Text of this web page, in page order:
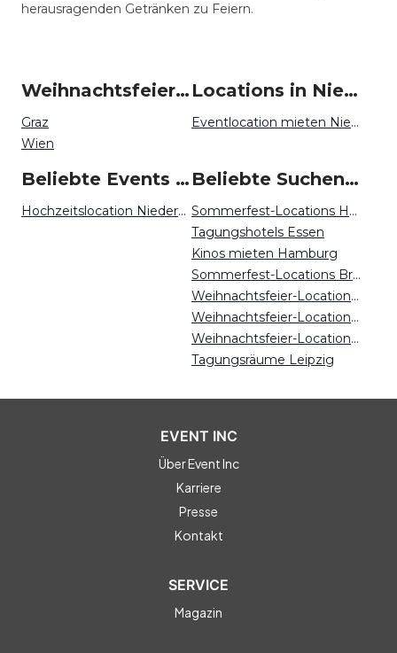
herausragenden Getränken zu Feiern.
Weihnachtsfeiern um Niederösterreich
Graz
Wien
Locations in Niederösterreich mieten
Eventlocation mieten Niederösterreich
Beliebte Events in Niederösterreich
Hochzeitslocation Niederösterreich
Beliebte Suchen auf Event Inc
Sommerfest-Locations Hannover
Tagungshotels Essen
Kinos mieten Hamburg
Sommerfest-Locations Bremen
Weihnachtsfeier-Locations Bremen
Weihnachtsfeier-Locations Magdeburg
Weihnachtsfeier-Locations München
Tagungsräume Leipzig
EVENT INC
Über Event Inc
Karriere
Presse
Kontakt
SERVICE
Magazin